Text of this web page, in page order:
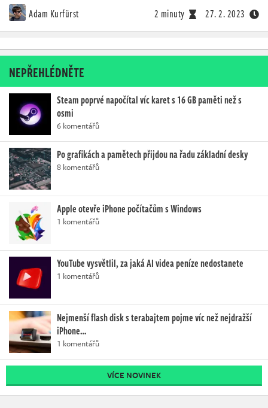
Adam Kurfürst 2 minuty 27. 2. 2023
NEPŘEHLÉDNĚTE
Steam poprvé napočítal víc karet s 16 GB paměti než s
osmi
6 komentářů
Po grafikách a pamětech přijdou na řadu základní desky
8 komentářů
Apple otevře iPhone počítačům s Windows
1 komentářů
YouTube vysvětlil, za jaká AI videa peníze nedostanete
1 komentářů
Nejmenší flash disk s terabajtem pojme víc než nejdražší
iPhone…
1 komentářů
VÍCE NOVINEK